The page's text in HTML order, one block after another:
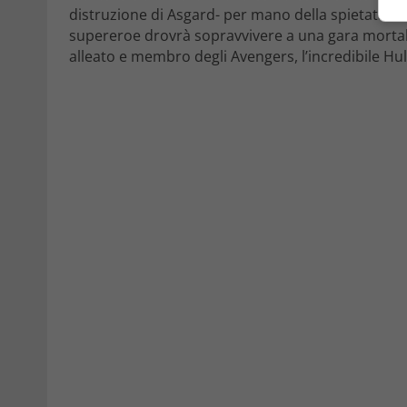
distruzione di Asgard- per mano della spietata
supereroe drovrà sopravvivere a una gara
alleato e membro degli Avengers, l’incredibile